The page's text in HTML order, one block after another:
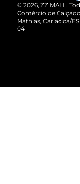
Cartão
Vendas
© 2026, ZZ MALL.
Comércio de
Mathias, Cariacica/
04